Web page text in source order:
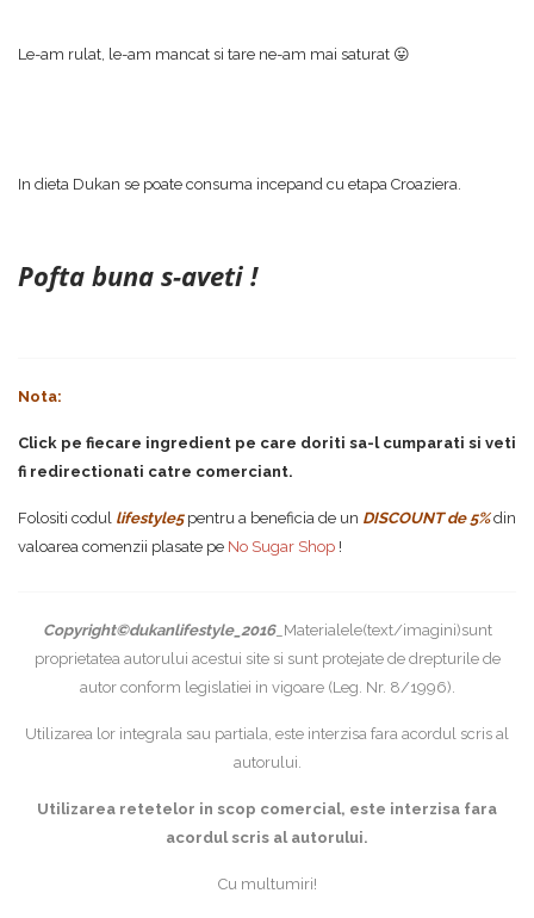
Le-am rulat, le-am mancat si tare ne-am mai saturat 😛
In dieta Dukan se poate consuma incepand cu etapa Croaziera.
Pofta buna s-aveti !
Nota:
Click pe fiecare ingredient pe care doriti sa-l cumparati si veti
fi redirectionati catre comerciant.
Folositi codul lifestyle5pentru a beneficia de un DISCOUNT de 5% din
valoarea comenzii plasate pe No Sugar Shop !
Copyright©dukanlifestyle_2016_Materialele(text/imagini)sunt
proprietatea autorului acestui site si sunt protejate de drepturile de
autor conform legislatiei in vigoare (Leg. Nr. 8/1996).
Utilizarea lor integrala sau partiala, este interzisa fara acordul scris al
autorului.
Utilizarea retetelor in scop comercial, este interzisa fara
acordul scris al autorului.
Cu multumiri!